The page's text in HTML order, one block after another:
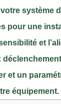
système
pour une
et
et un
équipement.